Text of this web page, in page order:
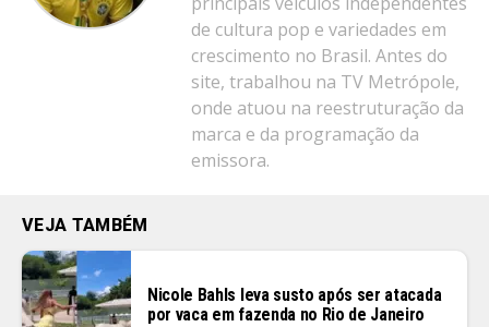
de cultura pop e variedades em
crescimento no Brasil. Antes do
site, trabalhou na TV Metrópole,
onde atuou na reestruturação da
marca e da programação da
emissora.
VEJA TAMBÉM
Nicole Bahls leva susto após ser atacada
por vaca em fazenda no Rio de Janeiro